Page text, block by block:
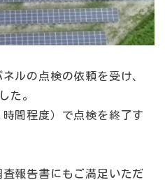
ルの点検の依頼を受け、
た。
間程度）で点検を終了す
報告書にもご満足いただ